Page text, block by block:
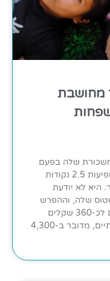
מחושבת
המשכורת שלה בפעם
הראשונה אחרי שנים. היא רואה שמופיעות 2.5 נקודות
היא לא יודעת
לפי הסטטוס שלה, וההפרש
הזה – 1.5 נקודות לחודש – מתורגם לכ-360 שקלים
בחודש שהיא מפסידה. במונחים שנתיים, מדובר ב-4,300